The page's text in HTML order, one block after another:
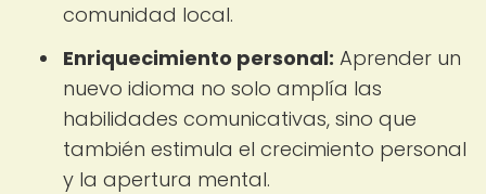
comunidad local.
Enriquecimiento personal: Aprender un
nuevo idioma no solo amplía las
habilidades comunicativas, sino que
también estimula el crecimiento personal
y la apertura mental.